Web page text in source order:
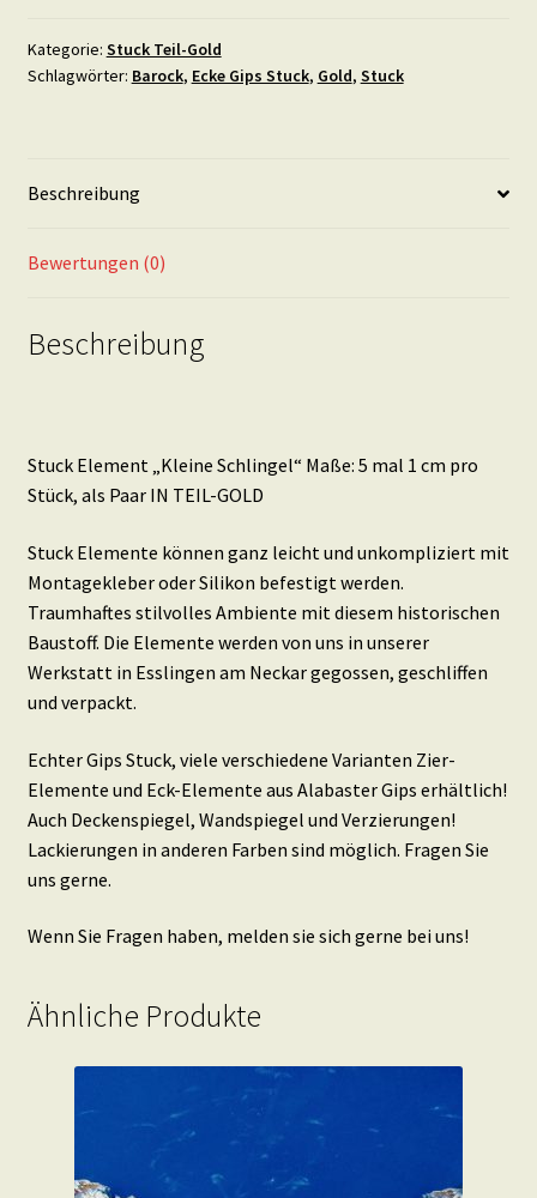
mal
1
GOLD
Kategorie: Stuck Teil-Gold
Schlagwörter: Barock, Ecke Gips Stuck, Gold, Stuck
Beschreibung
Bewertungen (0)
Beschreibung
Stuck Element „Kleine Schlingel“ Maße: 5 mal 1 cm pro
Stück, als Paar IN TEIL-GOLD
Stuck Elemente können ganz leicht und unkompliziert mit
Montagekleber oder Silikon befestigt werden.
Traumhaftes stilvolles Ambiente mit diesem historischen
Baustoff. Die Elemente werden von uns in unserer
Werkstatt in Esslingen am Neckar gegossen, geschliffen
und verpackt.
Echter Gips Stuck, viele verschiedene Varianten Zier-
Elemente und Eck-Elemente aus Alabaster Gips erhältlich!
Auch Deckenspiegel, Wandspiegel und Verzierungen!
Lackierungen in anderen Farben sind möglich. Fragen Sie
uns gerne.
Wenn Sie Fragen haben, melden sie sich gerne bei uns!
Ähnliche Produkte